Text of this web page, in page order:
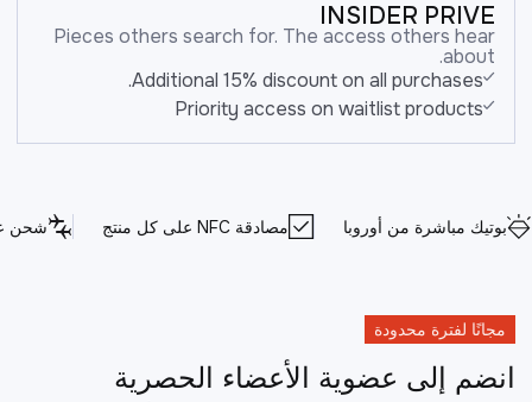
INSIDER PRIVE
Pieces others search for. The access others hear
about.
Additional 15% discount on all purchases.
Priority access on waitlist products
بوتيك مباشرة من أوروبا مصادقة NFC على كل منتج شحن
مجانًا لفترة محدودة
انضم إلى عضوية الأعضاء الحصرية